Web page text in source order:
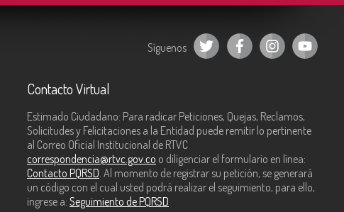
Síguenos
Contacto Virtual
Estimado Ciudadano: Para radicar Peticiones, Quejas, Reclamos,
Solicitudes y Felicitaciones a la Entidad puede remitir lo pertinente
al Correo Oficial Institucional de RTVC
correspondencia@rtvc.gov.co o diligenciar el formulario en línea:
Contacto PQRSD. Al momento de registrar su petición, se generará
un código con el cual usted podrá realizar el seguimiento, para ello,
ingrese a: Seguimiento de PQRSD